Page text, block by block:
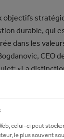
objectifs
durable, qui
dans les
CEO
«La
sommes sur
avons fixé à
zéro
objectif.»
celui-ci peut
le plus souvent